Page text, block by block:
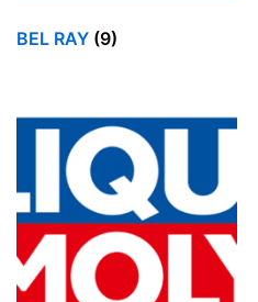
BEL RAY
LIQUI MOLY
ΠΡΟΣΘΕΤΑ
ΧΗΜΙΚΑ
ΜΗΧΑΝΙΚΑ
ΜΠΑΤΑΡΙΕΣ
ΠΡΟΣΦΟΡΕΣ
BEL RAY (9)